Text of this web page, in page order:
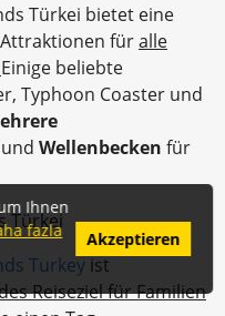
Türkei bietet eine
füralle
Einige beliebte
Typhoon Coaster und
und Wellenbecken für
Turkeyist
Reiseziel für Familien
Ihnen
fazla
Akzeptieren